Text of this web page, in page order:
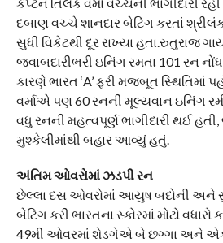
દબાણ વચ્ચે શાનદાર બેટિંગ કરતાં
સુધી વિકેટથી દૂર રાખ્યા હતા.રુતુરાજ
જવાબદારીભરી ઇનિંગ રમતા 101 રન
કારણે ભારત ‘A’ ફરી મજબૂત સ્થિતિમાં
વર્માએ પણ 60 રનની મૂલ્યવાન ઇનિંગ
વધુ રનની મહત્વપૂર્ણ ભાગીદારી થઈ
મુશ્કેલીમાંથી બહાર આવ્યું હતું.
અંતિમ ઓવરોમાં ઝડપી રન
છેલ્લા દસ ઓવરોમાં આયુષ બદોની અને
બેટિંગ કરી ભારતના સ્કોરમાં મોટો વધારો
49મી ઓવરમાં શેડગેએ બે છગ્ગા અને એક